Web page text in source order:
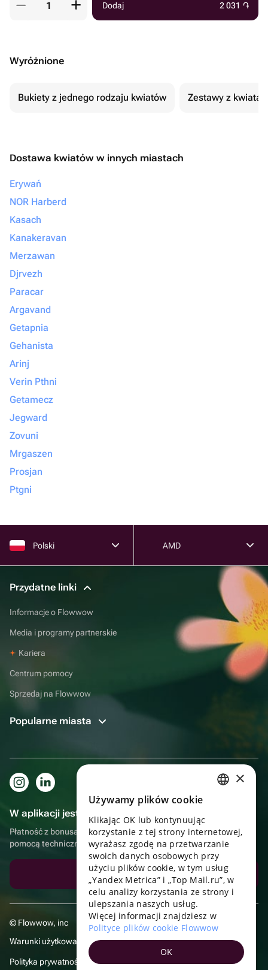
Dodaj 2 031 ֏
Wyróżnione
Bukiety z jednego rodzaju kwiatów Zestawy z
Dostawa kwiatów w innych miastach
Erywań
NOR Harberd
Kasach
Kanakeravan
Merzawan
Djrvezh
Paracar
Argavand
Getapnia
Gehanista
Arinj
Verin Pthni
Getamecz
Jegward
Zovuni
Mrgaszen
Prosjan
Ptgni
Polski AMD
Przydatne linki
Informacje o Flowwow
Media i programy partnerskie
Kariera
Centrum pomocy
Sprzedaj na Flowwow
Popularne miasta
W aplikacji jest to jeszcze wygodniejsze!
Płatność z bonusami, samodzielna dostawa, wygodny czat z
pomocą techniczną
Pobierz aplikację
© Flowwow, inc
Warunki użytkowania
Polityka prywatności
UKRAINIAN
PORTUGUESE
SPANISH
TURKISH
×
Używamy plików cookie
Klikając OK lub kontynuując
korzystanie z tej strony internetowej,
wyrażasz zgodę na przetwarzanie
swoich danych osobowych przy
użyciu plików cookie, w tym usług
„Yandex Metrica” i „Top Mail.ru”, w
celu analizy korzystania ze strony i
ulepszania naszych usług.
Więcej informacji znajdziesz w
Polityce plików cookie Flowwow
OK